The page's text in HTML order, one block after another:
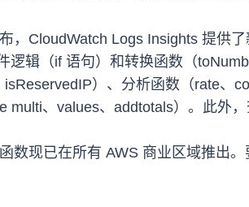
，CloudWatch Logs Insights 提供
逻辑（if 语句）和转换函数（
isReservedIP）、分析函数（rate、
multi、values、addtotals）。此外
数现已在所有 AWS 商业区域推出